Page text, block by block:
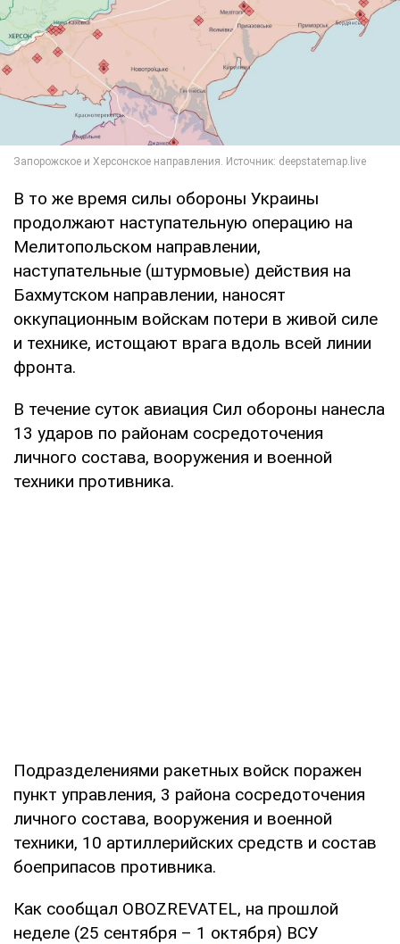
В то же время силы обороны Украины
продолжают наступательную операцию на
Мелитопольском направлении,
наступательные (штурмовые) действия на
Бахмутском направлении, наносят
оккупационным войскам потери в живой силе
и технике, истощают врага вдоль всей линии
фронта.
В течение суток авиация Сил обороны нанесла
13 ударов по районам сосредоточения
личного состава, вооружения и военной
техники противника.
Подразделениями ракетных войск поражен
пункт управления, 3 района сосредоточения
личного состава, вооружения и военной
техники, 10 артиллерийских средств и состав
боеприпасов противника.
Как сообщал OBOZREVATEL, на прошлой
неделе (25 сентября – 1 октября) ВСУ